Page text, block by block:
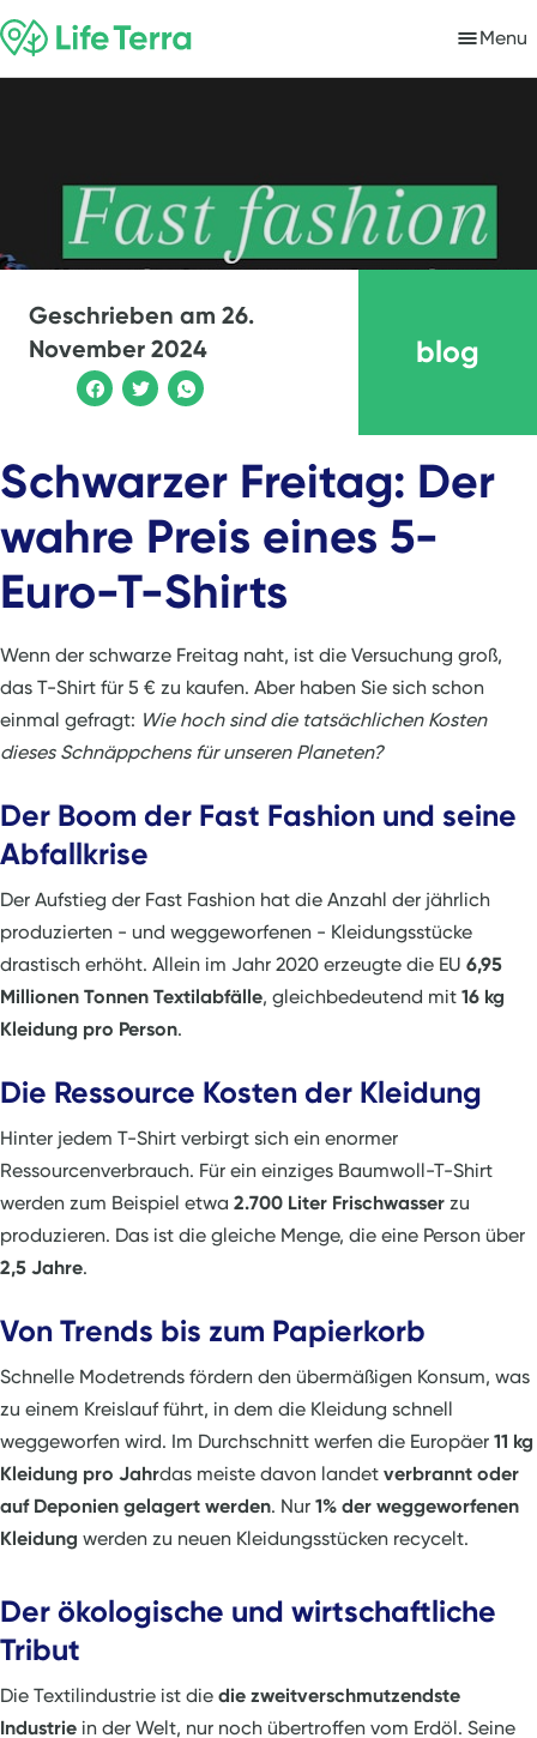
Menu
Geschrieben am 26.
November 2024
blog
Schwarzer Freitag: Der
wahre Preis eines 5-
Euro-T-Shirts
Wenn der schwarze Freitag naht, ist die Versuchung groß,
das T-Shirt für 5 € zu kaufen. Aber haben Sie sich schon
einmal gefragt: Wie hoch sind die tatsächlichen Kosten
dieses Schnäppchens für unseren Planeten?
Der Boom der Fast Fashion und seine
Abfallkrise
Der Aufstieg der Fast Fashion hat die Anzahl der jährlich
produzierten - und weggeworfenen - Kleidungsstücke
drastisch erhöht. Allein im Jahr 2020 erzeugte die EU 6,95
Millionen Tonnen Textilabfälle, gleichbedeutend mit 16 kg
Kleidung pro Person.
Die Ressource Kosten der Kleidung
Hinter jedem T-Shirt verbirgt sich ein enormer
Ressourcenverbrauch. Für ein einziges Baumwoll-T-Shirt
werden zum Beispiel etwa 2.700 Liter Frischwasser zu
produzieren. Das ist die gleiche Menge, die eine Person über
2,5 Jahre.
Von Trends bis zum Papierkorb
Schnelle Modetrends fördern den übermäßigen Konsum, was
zu einem Kreislauf führt, in dem die Kleidung schnell
weggeworfen wird. Im Durchschnitt werfen die Europäer 11 kg
Kleidung pro Jahrdas meiste davon landet verbrannt oder
auf Deponien gelagert werden. Nur 1% der weggeworfenen
Kleidung werden zu neuen Kleidungsstücken recycelt.
Der ökologische und wirtschaftliche
Tribut
Die Textilindustrie ist die die zweitverschmutzendste
Industrie in der Welt, nur noch übertroffen vom Erdöl. Seine